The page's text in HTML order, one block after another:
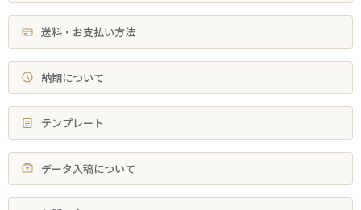
送料・お支払い方法
納期について
テンプレート
データ入稿について